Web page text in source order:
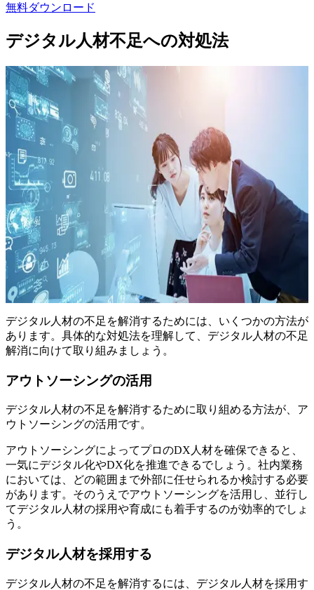
無料ダウンロード
デジタル人材不足への対処法
デジタル人材の不足を解消するためには、いくつかの方法が
あります。具体的な対処法を理解して、デジタル人材の不足
解消に向けて取り組みましょう。
アウトソーシングの活用
デジタル人材の不足を解消するために取り組める方法が、ア
ウトソーシングの活用です。
アウトソーシングによってプロのDX人材を確保できると、
一気にデジタル化やDX化を推進できるでしょう。社内業務
においては、どの範囲まで外部に任せられるか検討する必要
があります。そのうえでアウトソーシングを活用し、並行し
てデジタル人材の採用や育成にも着手するのが効率的でしょ
う。
デジタル人材を採用する
デジタル人材の不足を解消するには、デジタル人材を採用す